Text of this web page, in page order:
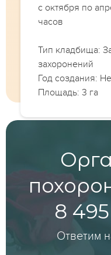
с октября по
часов
Тип кладбища:
захоронений
Год создания:
Площадь: 3 га
8
Ответим